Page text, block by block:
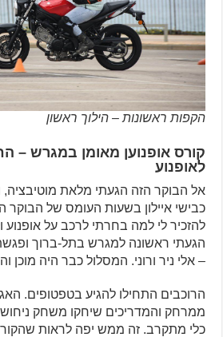
הקפות ראשונות – הילוך ראשון
קורס אופנוען מאומן במגרש –
לאופנוע
אל הבוקר הזה הגעתי מלאת מוטיבציה,
כבישי איילון בשעות העומס של הבוקר
להזכיר לי למה בחרתי לרכב על אופנוע
הגעתי ראשונה למגרש בתל-ברוך
– אלי ניר ורוני. המסלול כבר היה מוכן
הרוכבים התחילו להגיע בטפטופים.
ממרחק והמדריכים שיחקו משחק
כלי מתקרב. זה ממש יפה לראות